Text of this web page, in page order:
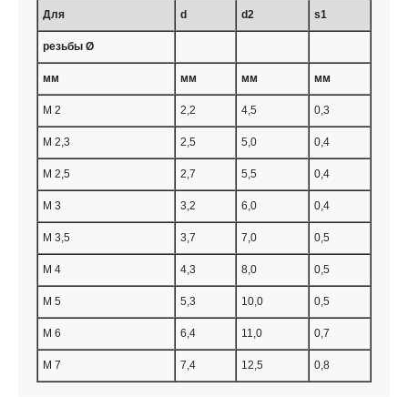
Для d d2 s1
резьбы Ø
мм мм мм мм
M 2 2,2 4,5 0,3
M 2,3 2,5 5,0 0,4
M 2,5 2,7 5,5 0,4
M 3 3,2 6,0 0,4
M 3,5 3,7 7,0 0,5
M 4 4,3 8,0 0,5
M 5 5,3 10,0 0,5
M 6 6,4 11,0 0,7
M 7 7,4 12,5 0,8